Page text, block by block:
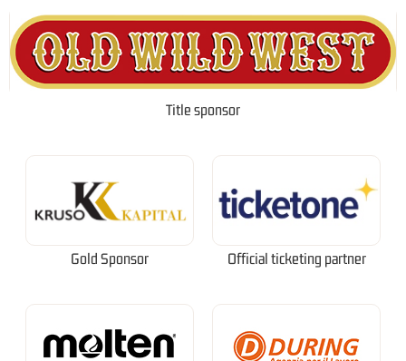
Title sponsor
Gold Sponsor Official ticketing partner